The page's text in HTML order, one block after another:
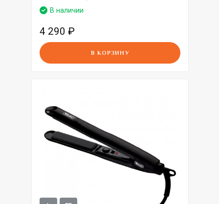
В наличии
4 290 ₽
В КОРЗИНУ